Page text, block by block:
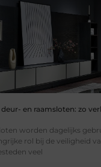
en raamsloten: zo
worden dagelijks
rol bij de veiligheid
veel